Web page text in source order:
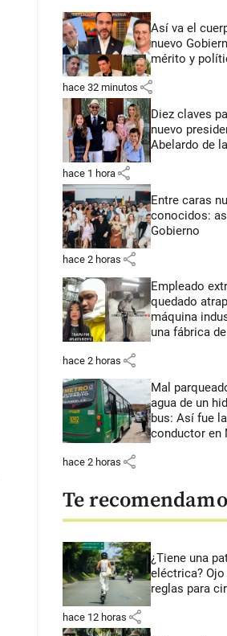
Así va el
nuevo
mérito y
hace 32 minutos share
Diez claves
nuevo
Abelardo de
hace 1 hora share
Entre caras
conocidos:
Gobierno
hace 2 horas share
Empleado
quedado
máquina
una fábrica
hace 2 horas share
Mal
agua de un
bus: Así fue
conductor en
hace 2 horas share
Te
¿Tiene una
eléctrica?
reglas para
hace 12 horas share